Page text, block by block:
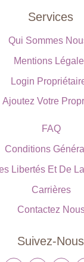
Services
Qui Sommes
Mentions
Login
Ajoutez Votre
FAQ
Conditions
Libertés Et De
Carrières
Contactez
Suivez-Nous